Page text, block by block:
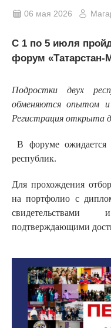
06 мая 2026
С 1 по 5 июля
форум «Татарстан-
Подростки двух
обменяются опытом
Регистрация открыта
В форуме ожидается
республик.
Для прохождения
на портфолио с
подтверждающими